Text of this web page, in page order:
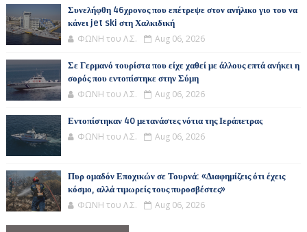
Συνελήφθη 46χρονος που επέτρεψε στον ανήλικο γιο του να
κάνει jet ski στη Χαλκιδική
ΦΩΝΗ του Λ.Σ. Aug 06, 2026
Σε Γερμανό τουρίστα που είχε χαθεί με άλλους επτά ανήκει η
σορός που εντοπίστηκε στην Σύμη
ΦΩΝΗ του Λ.Σ. Aug 06, 2026
Εντοπίστηκαν 40 μετανάστες νότια της Ιεράπετρας
ΦΩΝΗ του Λ.Σ. Aug 06, 2026
Πυρ ομαδόν Εποχικών σε Τουρνά: «Διαφημίζεις ότι έχεις
κόσμο, αλλά τιμωρείς τους πυροσβέστες»
ΦΩΝΗ του Λ.Σ. Aug 06, 2026